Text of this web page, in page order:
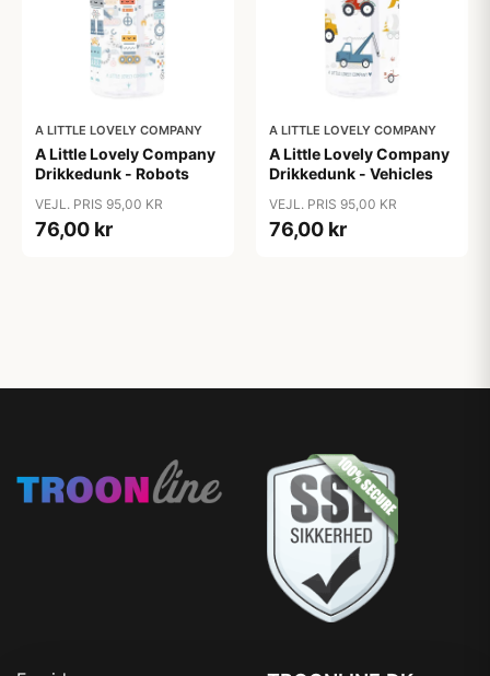
A LITTLE LOVELY COMPANY
A Little Lovely Company
Drikkedunk - Robots
VEJL. PRIS 95,00 KR
76,00 kr
A LITTLE LOVELY COMPANY
A Little Lovely Company
Drikkedunk - Vehicles
VEJL. PRIS 95,00 KR
76,00 kr